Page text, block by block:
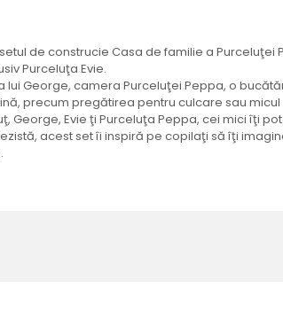
de construcie Casa de familie a Purceluţei
Purceluţa Evie.
lui George, camera Purceluţei Peppa, o
precum pregătirea pentru culcare sau micul
George, Evie ţi Purceluţa Peppa, cei mici
acest set îi inspiră pe copilaţi să îţi